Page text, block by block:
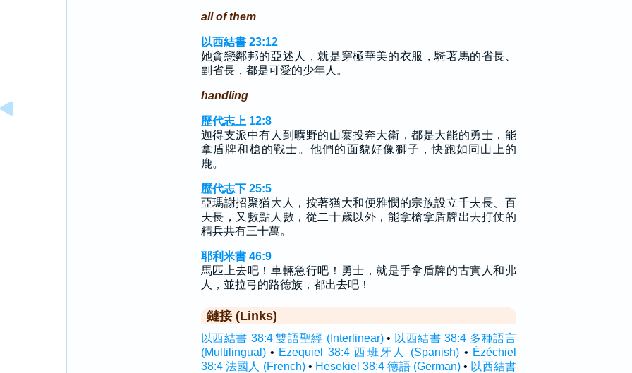
all of them
以西結書 23:12
她貪戀鄰邦的亞述人，就是穿極華美的衣服，騎著馬的省長、
副省長，都是可愛的少年人。
handling
歷代志上 12:8
迦得支派中有人到曠野的山寨投奔大衛，都是大能的勇士，能
拿盾牌和槍的戰士。他們的面貌好像獅子，快跑如同山上的
鹿。
歷代志下 25:5
亞瑪謝招聚猶大人，按著猶大和便雅憫的宗族設立千夫長、百
夫長，又數點人數，從二十歲以外，能拿槍拿盾牌出去打仗的
精兵共有三十萬。
耶利米書 46:9
馬匹上去吧！車輛急行吧！勇士，就是手拿盾牌的古實人和弗
人，並拉弓的路德族，都出去吧！
鏈接 (Links)
以西結書 38:4 雙語聖經 (Interlinear)• 以西結書 38:4 多種語言
(Multilingual)• Ezequiel 38:4 西班牙人 (Spanish) • Ézéchiel
38:4 法國人 (French)• Hesekiel 38:4 德語 (German)• 以西結書